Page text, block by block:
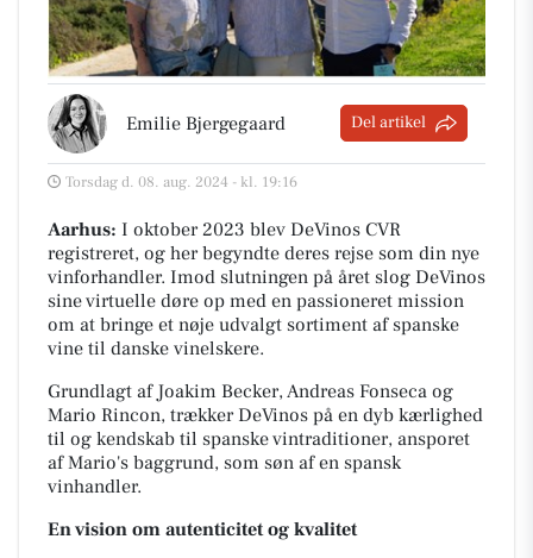
Emilie Bjergegaard Del artikel
Torsdag d. 08. aug. 2024 - kl. 19:16
Aarhus: I oktober 2023 blev DeVinos CVR
registreret, og her begyndte deres rejse som din nye
vinforhandler. Imod slutningen på året slog DeVinos
sine virtuelle døre op med en passioneret mission
om at bringe et nøje udvalgt sortiment af spanske
vine til danske vinelskere.
Grundlagt af Joakim Becker, Andreas Fonseca og
Mario Rincon, trækker DeVinos på en dyb kærlighed
til og kendskab til spanske vintraditioner, ansporet
af Mario's baggrund, som søn af en spansk
vinhandler.
En vision om autenticitet og kvalitet